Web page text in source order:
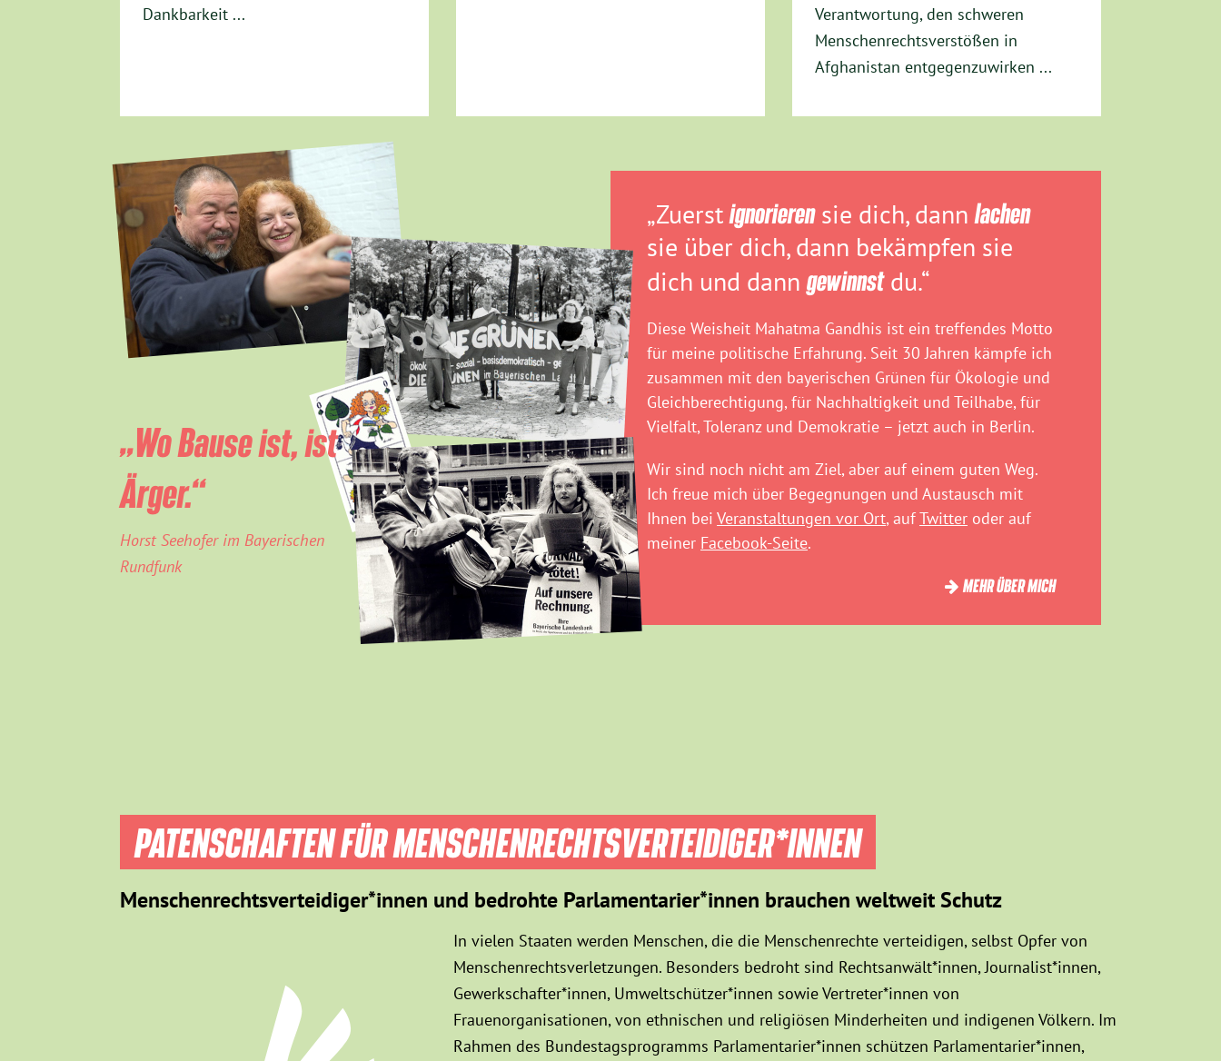
Dankbarkeit ...
Verantwortung, den schweren
Menschenrechtsverstößen in
Afghanistan entgegenzuwirken ...
„Zuerstignorierensie dich, dannlachen
sie über dich, dann bekämpfen sie
dich und dann gewinnstdu.“
Diese Weisheit Mahatma Gandhis ist ein treffendes Motto
für meine politische Erfahrung. Seit 30 Jahren kämpfe ich
zusammen mit den bayerischen Grünen für Ökologie und
Gleichberechtigung, für Nachhaltigkeit und Teilhabe, für
Vielfalt, Toleranz und Demokratie – jetzt auch in Berlin.
Wir sind noch nicht am Ziel, aber auf einem guten Weg.
Ich freue mich über Begegnungen und Austausch mit
Ihnen bei Veranstaltungen vor Ort, aufTwitter oder auf
meiner Facebook-Seite.
MEHR ÜBER MICH
„Wo Bause ist, ist
Ärger.“
Horst Seehofer im Bayerischen
Rundfunk
PATENSCHAFTEN FÜR MENSCHEN­RECHTS­VER­TEIDIGER­*INNEN
Menschenrechtsverteidiger*innen und bedrohte Parlamentarier*innen brauchen weltweit Schutz
In vielen Staaten werden Menschen, die die Menschenrechte verteidigen, selbst Opfer von
Menschenrechtsverletzungen. Besonders bedroht sind Rechtsanwält*innen, Journalist*innen,
Gewerkschafter*innen, Umweltschützer*innen sowie Vertreter*innen von
Frauenorganisationen, von ethnischen und religiösen Minderheiten und indigenen Völkern. Im
Rahmen des Bundestagsprogramms Parlamentarier*innen schützen Parlamentarier*innen,